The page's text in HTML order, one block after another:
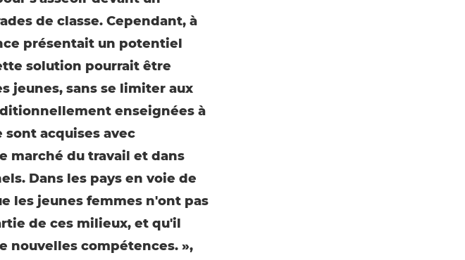
de classe. Cependant, à
présentait un potentiel
solution pourrait être
jeunes, sans se limiter aux
enseignées à
sont acquises avec
marché du travail et dans
Dans les pays en voie de
les jeunes femmes n'ont pas
de ces milieux, et qu'il
nouvelles compétences. »,